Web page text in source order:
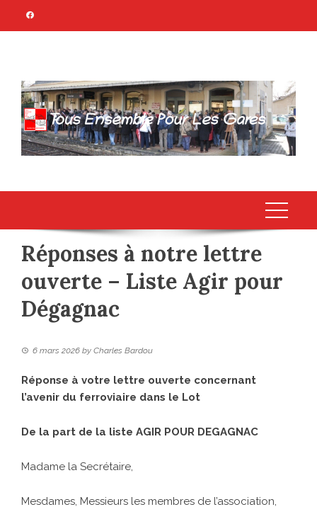
TOUS ENSEMBLE
POUR LES GARES
Association Citoyenne
Réponses à notre lettre
ouverte – Liste Agir pour
Dégagnac
6 mars 2026 by Charles Bardou
Réponse à votre lettre ouverte concernant
l’avenir du ferroviaire dans le Lot
De la part de la liste AGIR POUR DEGAGNAC
Madame la Secrétaire,
Mesdames, Messieurs les membres de l’association,